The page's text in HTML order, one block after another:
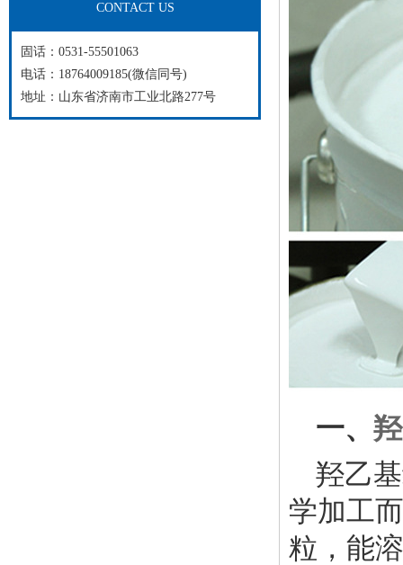
一、
羟乙
学加工
粒，能
CONTACT US
固话：0531-55501063
电话：18764009185(微信同号)
地址：山东省济南市工业北路277号